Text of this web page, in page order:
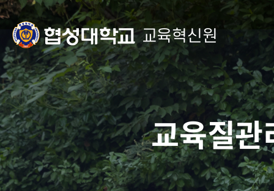
교육혁신원
교육질